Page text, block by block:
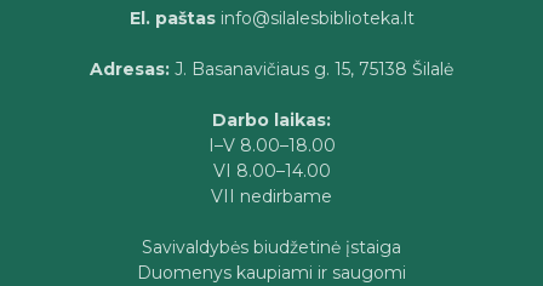
El. paštasinfo@silalesbiblioteka.lt
Adresas: J. Basanavičiaus g. 15, 75138 Šilalė
Darbo laikas:
I–V 8.00–18.00
VI 8.00–14.00
VII nedirbame
Savivaldybės biudžetinė įstaiga
Duomenys kaupiami ir saugomi